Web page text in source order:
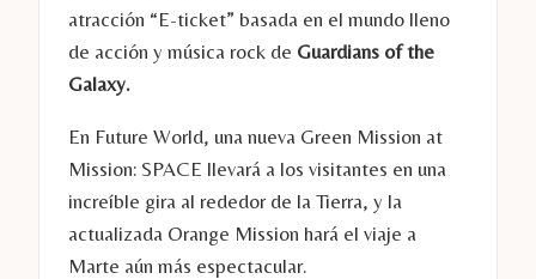
atracción “E-ticket” basada en el mundo lleno
de acción y música rock de Guardians of the
Galaxy.
En Future World, una nueva Green Mission at
Mission: SPACE llevará a los visitantes en una
increíble gira al rededor de la Tierra, y la
actualizada Orange Mission hará el viaje a
Marte aún más espectacular.